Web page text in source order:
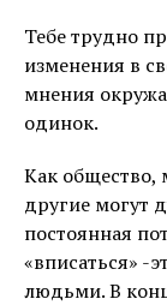
Тебе трудно
изменения в
мнения
одинок.
Как общество,
другие могут
постоянная
«вписаться» -
людьми. В